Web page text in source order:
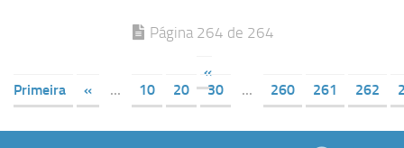
Página 264 de 264
«
Primeira
« ... 10 20 30 ... 260 261 262